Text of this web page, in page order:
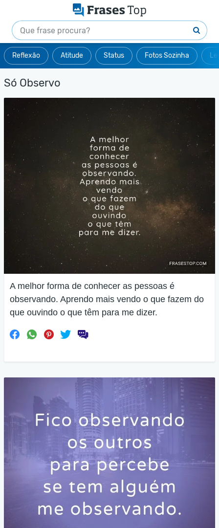
Reflexão Atitude Status Fotos Sozinha
Só Observo
A melhor forma de conhecer as pessoas é
observando. Aprendo mais vendo o que fazem do
que ouvindo o que têm para me dizer.